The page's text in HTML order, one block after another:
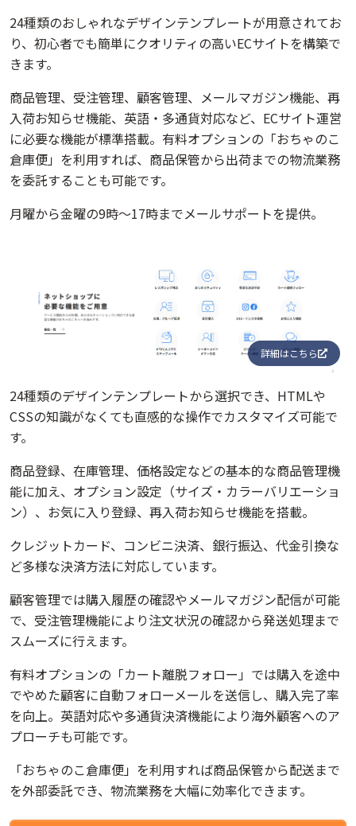
24種類のおしゃれなデザインテンプレートが用意されてお
り、初心者でも簡単にクオリティの高いECサイトを構築で
きます。
商品管理、受注管理、顧客管理、メールマガジン機能、再
入荷お知らせ機能、英語・多通貨対応など、ECサイト運営
に必要な機能が標準搭載。有料オプションの「おちゃのこ
倉庫便」を利用すれば、商品保管から出荷までの物流業務
を委託することも可能です。
月曜から金曜の9時～17時までメールサポートを提供。
詳細はこちら
24種類のデザインテンプレートから選択でき、HTMLや
CSSの知識がなくても直感的な操作でカスタマイズ可能で
す。
商品登録、在庫管理、価格設定などの基本的な商品管理機
能に加え、オプション設定（サイズ・カラーバリエーショ
ン）、お気に入り登録、再入荷お知らせ機能を搭載。
クレジットカード、コンビニ決済、銀行振込、代金引換な
ど多様な決済方法に対応しています。
顧客管理では購入履歴の確認やメールマガジン配信が可能
で、受注管理機能により注文状況の確認から発送処理まで
スムーズに行えます。
有料オプションの「カート離脱フォロー」では購入を途中
でやめた顧客に自動フォローメールを送信し、購入完了率
を向上。英語対応や多通貨決済機能により海外顧客へのア
プローチも可能です。
「おちゃのこ倉庫便」を利用すれば商品保管から配送まで
を外部委託でき、物流業務を大幅に効率化できます。